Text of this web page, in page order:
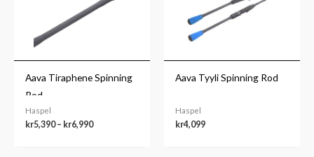
Aava Tiraphene Spinning
Rod
Haspel
kr5,390– kr6,990
Aava Tyyli Spinning Rod
Haspel
kr4,099